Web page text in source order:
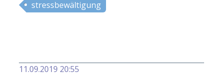
stressbewältigung
11.09.2019 20:55